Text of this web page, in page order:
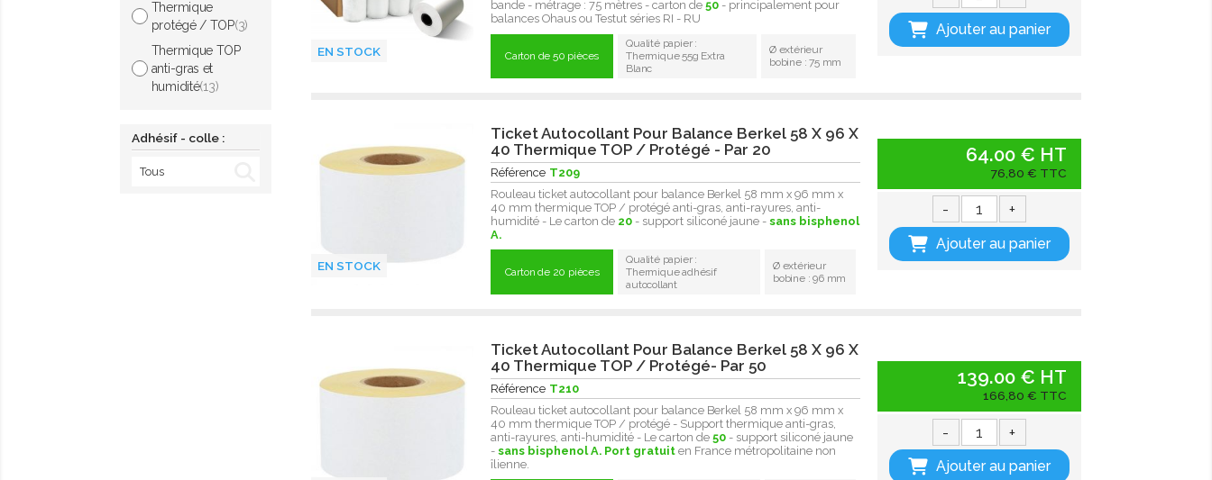
Thermique
protégé / TOP(3)
Thermique TOP
anti-gras et
humidité(13)
Adhésif - colle :
EN STOCK
bande - métrage : 75 mètres - carton de50 - principalement pour
balances Ohaus ou Testut séries RI - RU
Carton de 50 pièces
Qualité papier :
Thermique 55g Extra
Blanc
Ø extérieur
bobine : 75 mm
Ajouter au panier
EN STOCK
Ticket Autocollant Pour Balance Berkel 58 X 96 X
40 Thermique TOP / Protégé - Par 20
Référence T209
Rouleau ticket autocollant pour balance Berkel 58 mm x 96 mm x
40 mm thermique TOP / protégé anti-gras, anti-rayures, anti-
humidité - Le carton de 20 - support siliconé jaune -sans bisphenol
A.
Carton de 20 pièces
Qualité papier :
Thermique adhésif
autocollant
Ø extérieur
bobine : 96 mm
64.00 € HT
76,80 € TTC
- +
Ajouter au panier
Ticket Autocollant Pour Balance Berkel 58 X 96 X
40 Thermique TOP / Protégé- Par 50
Référence T210
Rouleau ticket autocollant pour balance Berkel 58 mm x 96 mm x
40 mm thermique TOP / protégé - Support thermique anti-gras,
anti-rayures, anti-humidité - Le carton de50 - support siliconé jaune
-sans bisphenol A. Port gratuit en France métropolitaine non
îlienne.
139.00 € HT
166,80 € TTC
- +
Ajouter au panier